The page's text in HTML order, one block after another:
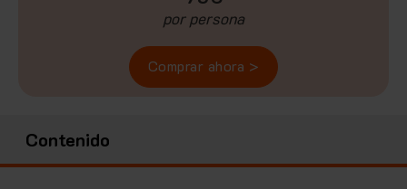
por persona
Comprar ahora >
Contenido